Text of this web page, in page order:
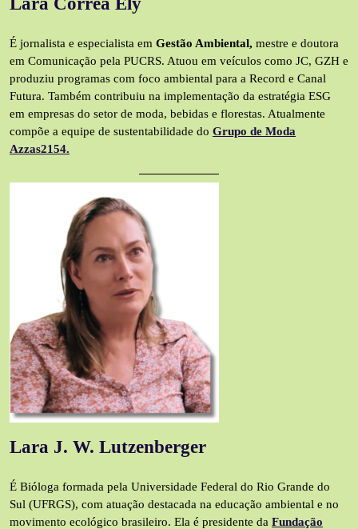
É jornalista e especialista em Gestão Ambiental, mestre e doutora
em Comunicação pela PUCRS. Atuou em veículos como JC, GZH e
produziu programas com foco ambiental para a Record e Canal
Futura. Também contribuiu na implementação da estratégia ESG
em empresas do setor de moda, bebidas e florestas. Atualmente
compõe a equipe de sustentabilidade do Grupo de Moda
Azzas2154.
Lara J. W. Lutzenberger
É Bióloga formada pela Universidade Federal do Rio Grande do
Sul (UFRGS), com atuação destacada na educação ambiental e no
movimento ecológico brasileiro. Ela é presidente da Fundação